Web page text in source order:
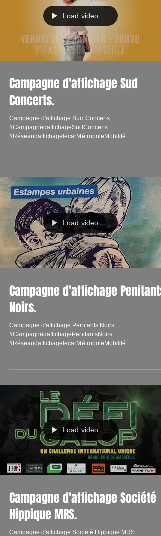
Load video
Campagne d'affichage Sud
Concerts.
Campagne d'affichage Sud Concerts.
#CampagnedaffichageSudConcerts
#RéseaudaffichagelecarMétropoleMobilité
Load video
Campagne d'affichage Penitants
Noirs.
Campagne d'affichage Penitants Noirs.
#CampagnedaffichagePenitantsNoirs
#RéseaudaffichagelecarMétropoleMobilité
Load video
Campagne d'affichage Société
Hippique MRS.
Campagne d'affichage Société Hippique MRS.